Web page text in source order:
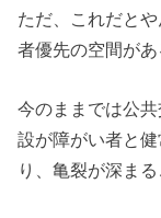
ただ、これだと
者優先の空間があ
今のままでは公
設が障がい者と
り、亀裂が深ま